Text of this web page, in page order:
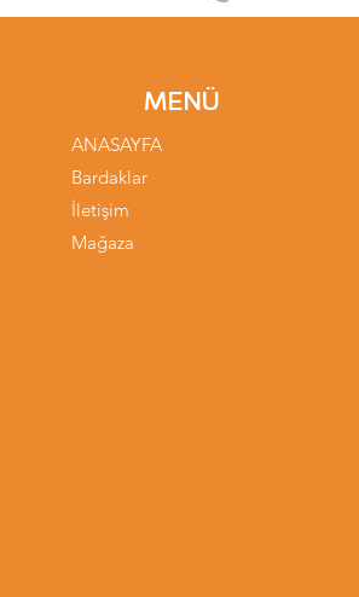
MENÜ
ANASAYFA
Bardaklar
İletişim
Mağaza